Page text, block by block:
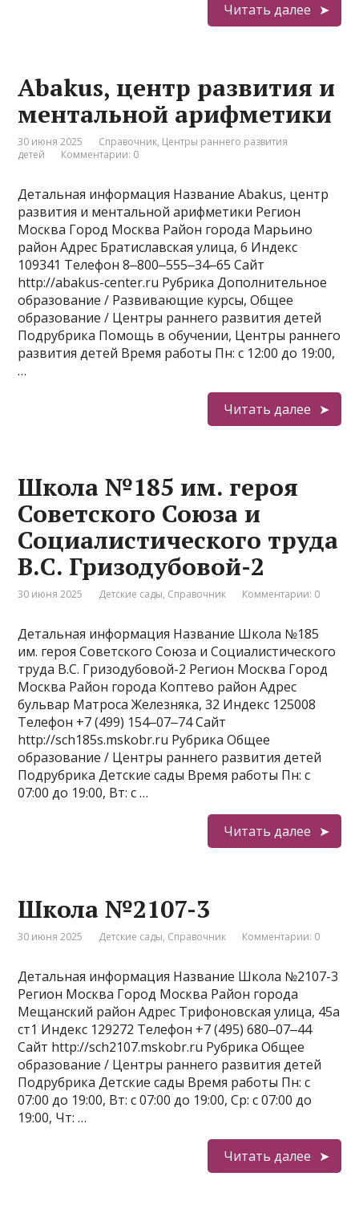
Читать далее
Abakus, центр развития и
ментальной арифметики
30 июня 2025 Справочник, Центры раннего развития
детей
Комментарии: 0
Детальная информация Название Abakus, центр
развития и ментальной арифметики Регион
Москва Город Москва Район города Марьино
район Адрес Братиславская улица, 6 Индекс
109341 Телефон 8‒800‒555‒34‒65 Сайт
http://abakus-center.ru Рубрика Дополнительное
образование / Развивающие курсы, Общее
образование / Центры раннего развития детей
Подрубрика Помощь в обучении, Центры раннего
развития детей Время работы Пн: с 12:00 до 19:00,
…
Читать далее
Школа №185 им. героя
Советского Союза и
Социалистического труда
В.С. Гризодубовой-2
30 июня 2025 Детские сады, Справочник Комментарии: 0
Детальная информация Название Школа №185
им. героя Советского Союза и Социалистического
труда В.С. Гризодубовой-2 Регион Москва Город
Москва Район города Коптево район Адрес
бульвар Матроса Железняка, 32 Индекс 125008
Телефон +7 (499) 154‒07‒74 Сайт
http://sch185s.mskobr.ru Рубрика Общее
образование / Центры раннего развития детей
Подрубрика Детские сады Время работы Пн: с
07:00 до 19:00, Вт: с …
Читать далее
Школа №2107-3
30 июня 2025 Детские сады, Справочник Комментарии: 0
Детальная информация Название Школа №2107-3
Регион Москва Город Москва Район города
Мещанский район Адрес Трифоновская улица, 45а
ст1 Индекс 129272 Телефон +7 (495) 680‒07‒44
Сайт http://sch2107.mskobr.ru Рубрика Общее
образование / Центры раннего развития детей
Подрубрика Детские сады Время работы Пн: с
07:00 до 19:00, Вт: с 07:00 до 19:00, Ср: с 07:00 до
19:00, Чт: …
Читать далее